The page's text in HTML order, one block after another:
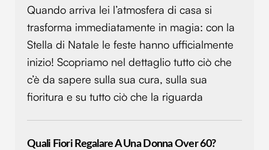
Quando arriva lei l’atmosfera di casa si
trasforma immediatamente in magia: con la
Stella di Natale le feste hanno ufficialmente
inizio! Scopriamo nel dettaglio tutto ciò che
c’è da sapere sulla sua cura, sulla sua
fioritura e su tutto ciò che la riguarda
Quali Fiori Regalare A Una Donna Over 60?